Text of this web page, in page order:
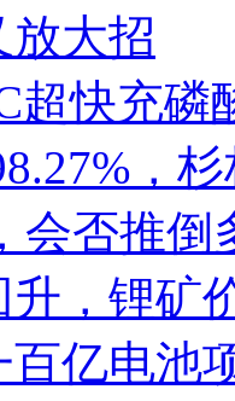
放大招
超快充磷
，
会否推倒
升，锂矿
亿电池